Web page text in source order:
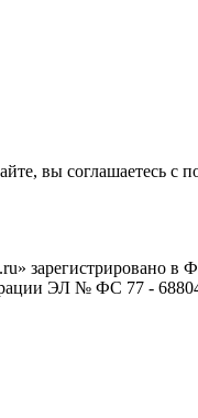
вы соглашаетесь с
зарегистрировано в
ЭЛ № ФС 77 -